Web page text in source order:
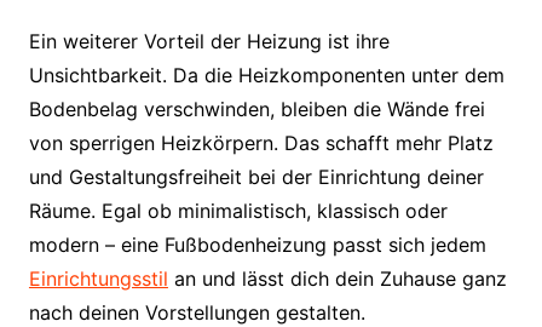
Ein weiterer Vorteil der Heizung ist ihre
Unsichtbarkeit. Da die Heizkomponenten unter dem
Bodenbelag verschwinden, bleiben die Wände frei
von sperrigen Heizkörpern. Das schafft mehr Platz
und Gestaltungsfreiheit bei der Einrichtung deiner
Räume. Egal ob minimalistisch, klassisch oder
modern – eine Fußbodenheizung passt sich jedem
Einrichtungsstil an und lässt dich dein Zuhause ganz
nach deinen Vorstellungen gestalten.